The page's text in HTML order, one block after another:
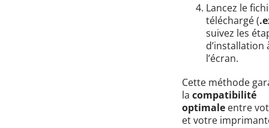
Lancez le
téléchargé (
suivez les
d’installation
l’écran.
Cette méthode
la compatibilité
optimale entre
et votre